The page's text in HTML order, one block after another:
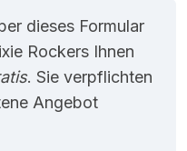
dieses Formular
Rockers Ihnen
. Sie verpflichten
Angebot